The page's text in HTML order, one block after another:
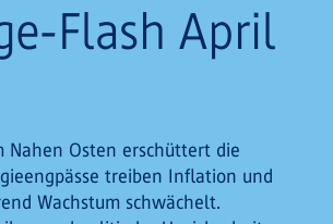
Flash April
Nahen Osten erschüttert die
treiben Inflation und
Wachstum schwächelt.